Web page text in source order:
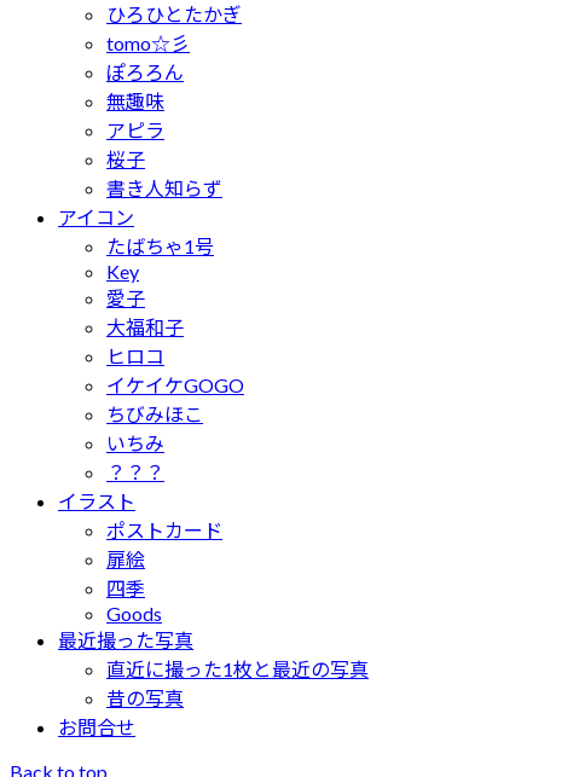
ひろひとたかぎ
tomo☆彡
ぽろろん
無趣味
アピラ
桜子
書き人知らず
アイコン
たばちゃ1号
Key
愛子
大福和子
ヒロコ
イケイケGOGO
ちびみほこ
いちみ
？？？
イラスト
ポストカード
扉絵
四季
Goods
最近撮った写真
直近に撮った1枚と最近の写真
昔の写真
お問合せ
Back to top